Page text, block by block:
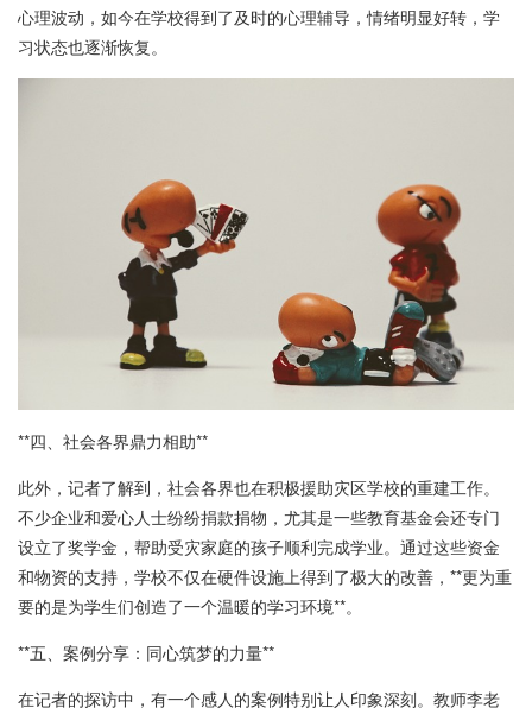
心理波动，如今在学校得到了及时的心理辅导，情绪明显好转，学
习状态也逐渐恢复。
**四、社会各界鼎力相助**
此外，记者了解到，社会各界也在积极援助灾区学校的重建工作。
不少企业和爱心人士纷纷捐款捐物，尤其是一些教育基金会还专门
设立了奖学金，帮助受灾家庭的孩子顺利完成学业。通过这些资金
和物资的支持，学校不仅在硬件设施上得到了极大的改善，**更为重
要的是为学生们创造了一个温暖的学习环境**。
**五、案例分享：同心筑梦的力量**
在记者的探访中，有一个感人的案例特别让人印象深刻。教师李老